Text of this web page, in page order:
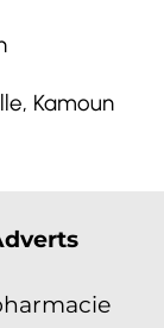
Kamoun